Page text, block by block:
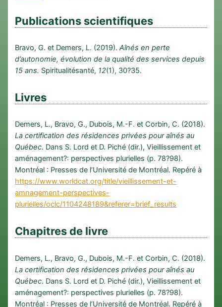
Publications scientifiques
Bravo, G. et Demers, L. (2019).Aînés en perte
d’autonomie, évolution de la qualité des services depuis
15 ans. Spiritualitésanté, 12(1), 30?35.
Livres
Demers, L., Bravo, G., Dubois, M.-F. et Corbin, C. (2018).
La certification des résidences privées pour aînés au
Québec. Dans S. Lord et D. Piché (dir.), Vieillissement et
aménagement?: perspectives plurielles (p. 78?98).
Montréal : Presses de l’Université de Montréal. Repéré à
https://www.worldcat.org/title/vieillissement-et-
amnagement-perspectives-
plurielles/oclc/1104248189&referer=brief_results
Chapitres de livre
Demers, L., Bravo, G., Dubois, M.-F. et Corbin, C. (2018).
La certification des résidences privées pour aînés au
Québec. Dans S. Lord et D. Piché (dir.), Vieillissement et
aménagement?: perspectives plurielles (p. 78?98).
Montréal : Presses de l’Université de Montréal. Repéré à